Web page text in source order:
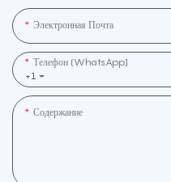
Электронная Почта
+1
Телефон (WhatsApp]
Содержание